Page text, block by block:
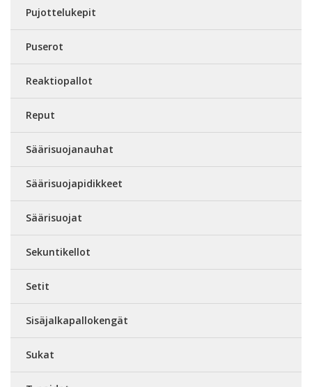
Pujottelukepit
Puserot
Reaktiopallot
Reput
Säärisuojanauhat
Säärisuojapidikkeet
Säärisuojat
Sekuntikellot
Setit
Sisäjalkapallokengät
Sukat